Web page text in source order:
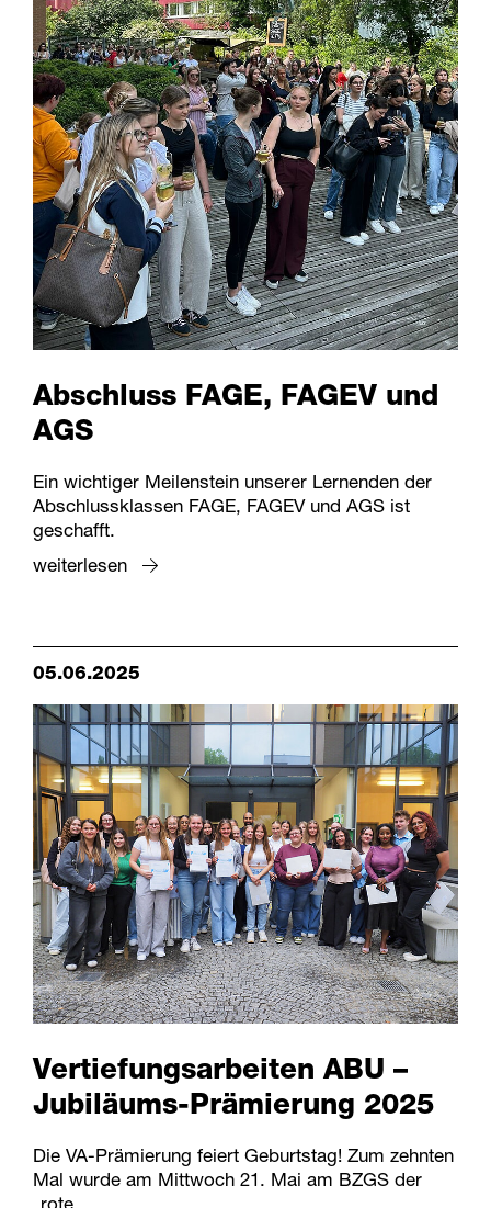
Abschluss FAGE, FAGEV und
AGS
Ein wichtiger Meilenstein unserer Lernenden der
Abschlussklassen FAGE, FAGEV und AGS ist
geschafft.
weiterlesen
05.06.2025
Vertiefungsarbeiten ABU –
Jubiläums-Prämierung 2025
Die VA-Prämierung feiert Geburtstag! Zum zehnten
Mal wurde am Mittwoch 21. Mai am BZGS der